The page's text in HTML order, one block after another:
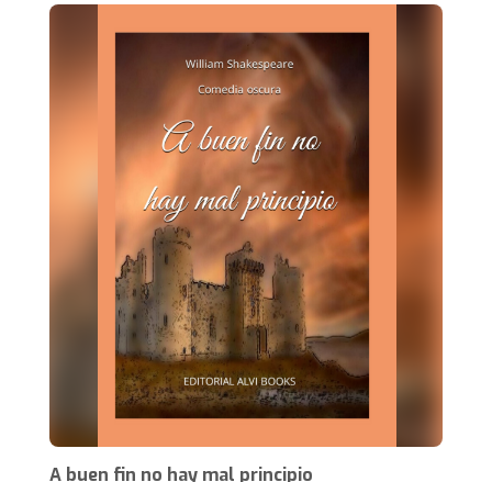
A buen fin no hay mal principio